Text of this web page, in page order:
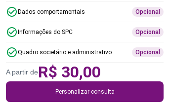
Dados comportamentais Opcional
Informações do SPC Opcional
Quadro societário e administrativo Opcional
A partir deR$ 30,00
Personalizar consulta